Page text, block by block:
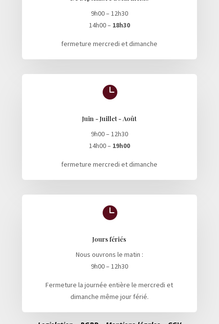
9h00 – 12h30
14h00 – 18h30
fermeture mercredi et dimanche

Juin - Juillet - Août
9h00 – 12h30
14h00 – 19h00
fermeture mercredi et dimanche

Jours fériés
Nous ouvrons le matin :
9h00 – 12h30
Fermeture la journée entière le mercredi et
dimanche même jour férié.